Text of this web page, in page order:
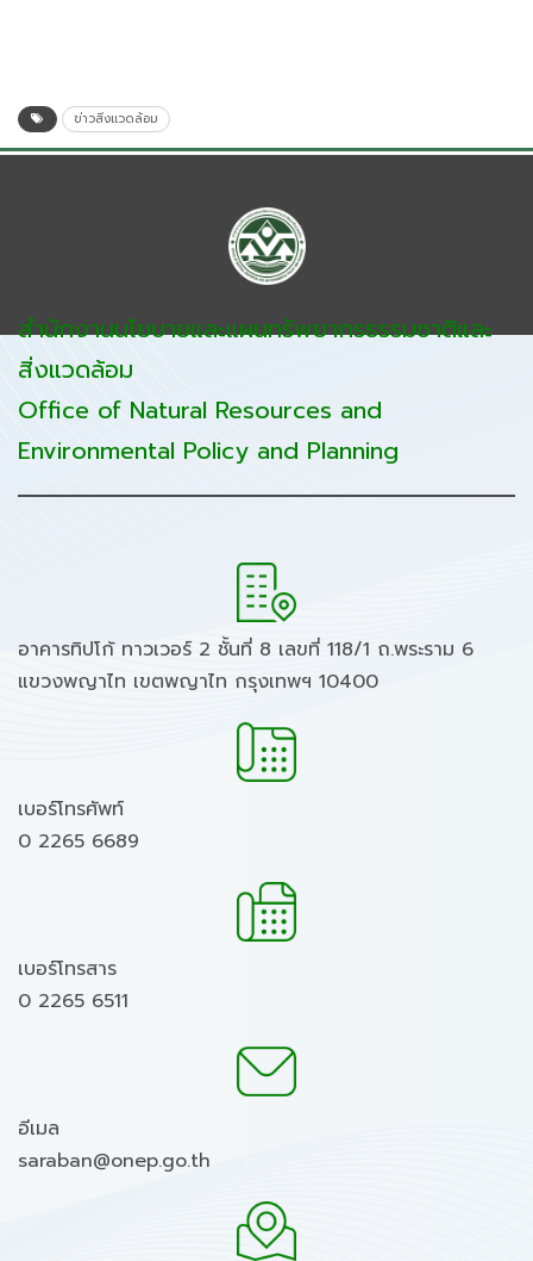
ข่าวสิ่งแวดล้อม
สำนักงานนโยบายและแผนทรัพยากรธรรมชาติและ
สิ่งแวดล้อม
Office of Natural Resources and
Environmental Policy and Planning
อาคารทิปโก้ ทาวเวอร์ 2 ชั้นที่ 8 เลขที่ 118/1 ถ.พระราม 6
แขวงพญาไท เขตพญาไท กรุงเทพฯ 10400
เบอร์โทรศัพท์
0 2265 6689
เบอร์โทรสาร
0 2265 6511
อีเมล
saraban@onep.go.th